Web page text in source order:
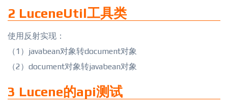
2 LuceneUtil工具类
使用反射实现：
（1）javabean对象转document对象
（2）document对象转javabean对象
3 Lucene的api测试